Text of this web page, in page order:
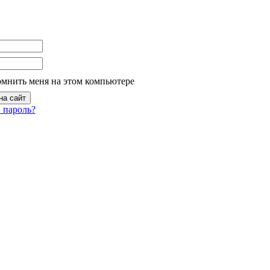
меня на этом компьютере